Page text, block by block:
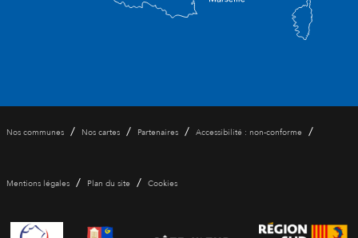
Nos communes / Nos cartes / Partenaires / Accessibilité : non-conforme /
Mentions légales / Plan du site / Cookies